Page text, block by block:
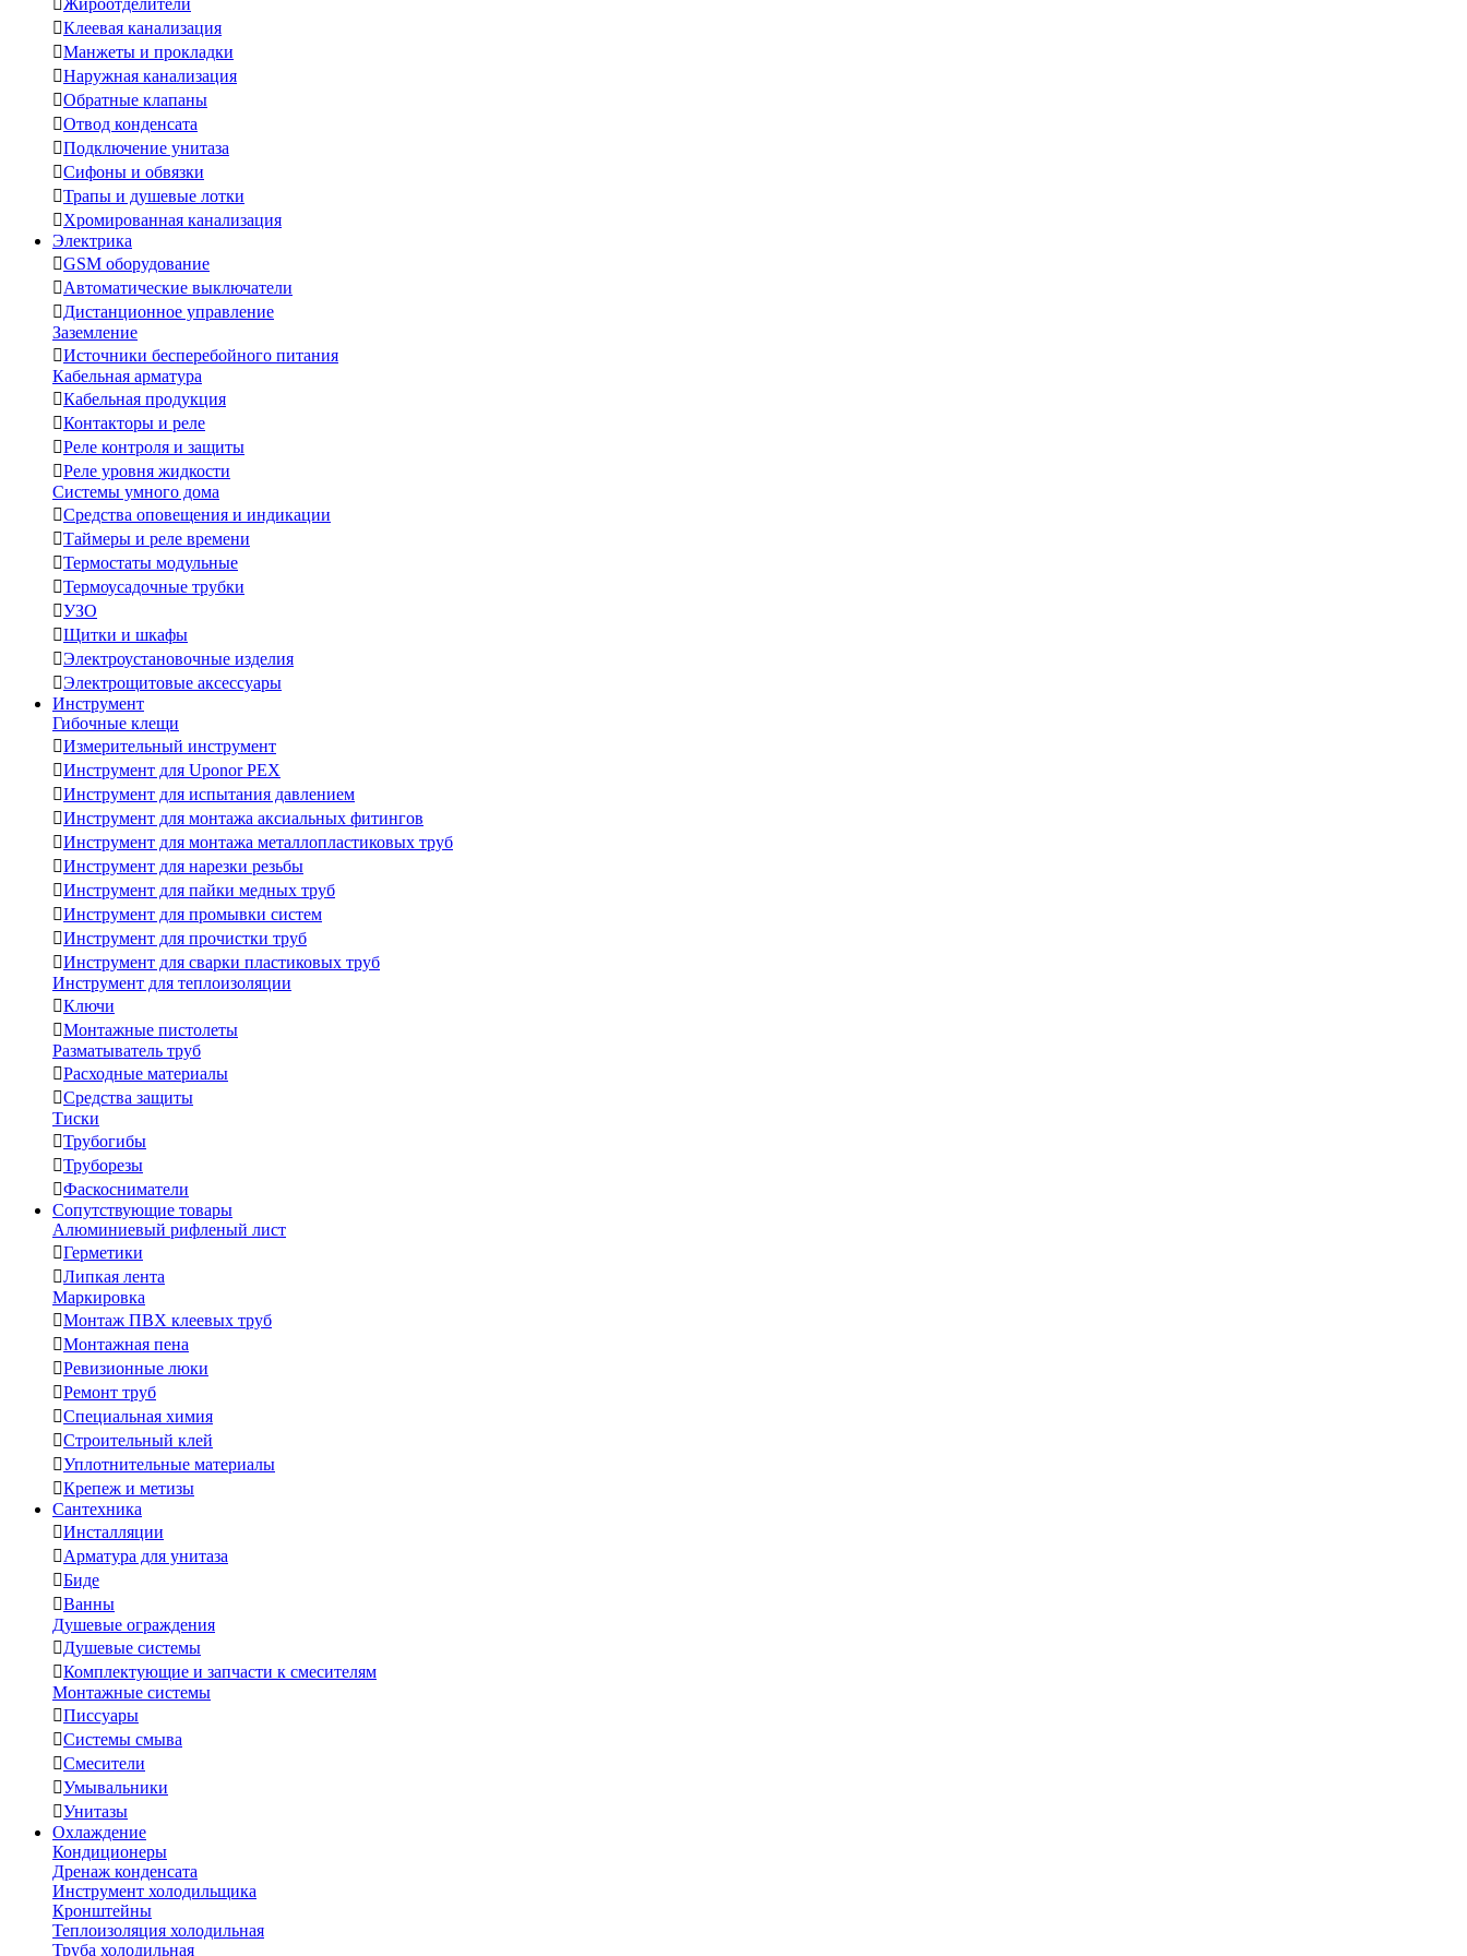
Жироотделители
Клеевая канализация
Манжеты и прокладки
Наружная канализация
Обратные клапаны
Отвод конденсата
Подключение унитаза
Сифоны и обвязки
Трапы и душевые лотки
Хромированная канализация
Электрика
GSM оборудование
Автоматические выключатели
Дистанционное управление
Заземление
Источники бесперебойного питания
Кабельная арматура
Кабельная продукция
Контакторы и реле
Реле контроля и защиты
Реле уровня жидкости
Системы умного дома
Средства оповещения и индикации
Таймеры и реле времени
Термостаты модульные
Термоусадочные трубки
УЗО
Щитки и шкафы
Электроустановочные изделия
Электрощитовые аксессуары
Инструмент
Гибочные клещи
Измерительный инструмент
Инструмент для Uponor PEX
Инструмент для испытания давлением
Инструмент для монтажа аксиальных фитингов
Инструмент для монтажа металлопластиковых труб
Инструмент для нарезки резьбы
Инструмент для пайки медных труб
Инструмент для промывки систем
Инструмент для прочистки труб
Инструмент для сварки пластиковых труб
Инструмент для теплоизоляции
Ключи
Монтажные пистолеты
Разматыватель труб
Расходные материалы
Средства защиты
Тиски
Трубогибы
Труборезы
Фаскосниматели
Сопутствующие товары
Алюминиевый рифленый лист
Герметики
Липкая лента
Маркировка
Монтаж ПВХ клеевых труб
Монтажная пена
Ревизионные люки
Ремонт труб
Специальная химия
Строительный клей
Уплотнительные материалы
Крепеж и метизы
Сантехника
Инсталляции
Арматура для унитаза
Биде
Ванны
Душевые ограждения
Душевые системы
Комплектующие и запчасти к смесителям
Монтажные системы
Писсуары
Системы смыва
Смесители
Умывальники
Унитазы
Охлаждение
Кондиционеры
Дренаж конденсата
Инструмент холодильщика
Кронштейны
Теплоизоляция холодильная
Труба холодильная